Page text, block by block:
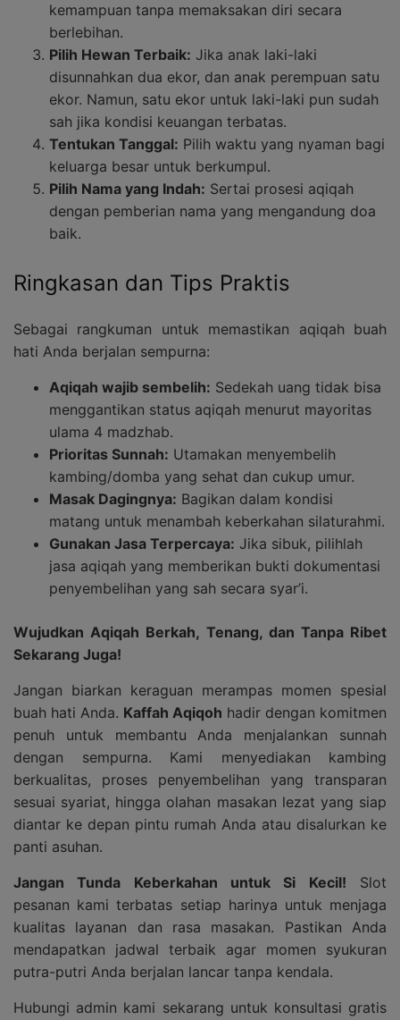
kemampuan tanpa memaksakan diri secara
berlebihan.
Pilih Hewan Terbaik: Jika anak laki-laki
disunnahkan dua ekor, dan anak perempuan satu
ekor. Namun, satu ekor untuk laki-laki pun sudah
sah jika kondisi keuangan terbatas.
Tentukan Tanggal: Pilih waktu yang nyaman bagi
keluarga besar untuk berkumpul.
Pilih Nama yang Indah: Sertai prosesi aqiqah
dengan pemberian nama yang mengandung doa
baik.
Ringkasan dan Tips Praktis
Sebagai rangkuman untuk memastikan aqiqah buah
hati Anda berjalan sempurna:
Aqiqah wajib sembelih: Sedekah uang tidak bisa
menggantikan status aqiqah menurut mayoritas
ulama 4 madzhab.
Prioritas Sunnah: Utamakan menyembelih
kambing/domba yang sehat dan cukup umur.
Masak Dagingnya: Bagikan dalam kondisi
matang untuk menambah keberkahan silaturahmi.
Gunakan Jasa Terpercaya: Jika sibuk, pilihlah
jasa aqiqah yang memberikan bukti dokumentasi
penyembelihan yang sah secara syar’i.
Wujudkan Aqiqah Berkah, Tenang, dan Tanpa Ribet
Sekarang Juga!
Jangan biarkan keraguan merampas momen spesial
buah hati Anda. Kaffah Aqiqoh hadir dengan komitmen
penuh untuk membantu Anda menjalankan sunnah
dengan sempurna. Kami menyediakan kambing
berkualitas, proses penyembelihan yang transparan
sesuai syariat, hingga olahan masakan lezat yang siap
diantar ke depan pintu rumah Anda atau disalurkan ke
panti asuhan.
Jangan Tunda Keberkahan untuk Si Kecil! Slot
pesanan kami terbatas setiap harinya untuk menjaga
kualitas layanan dan rasa masakan. Pastikan Anda
mendapatkan jadwal terbaik agar momen syukuran
putra-putri Anda berjalan lancar tanpa kendala.
Hubungi admin kami sekarang untuk konsultasi gratis